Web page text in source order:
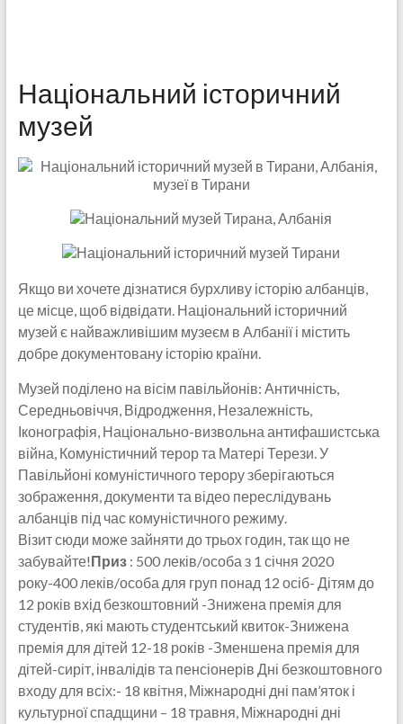
Національний історичний
музей
Якщо ви хочете дізнатися бурхливу історію албанців,
це місце, щоб відвідати. Національний історичний
музей є найважливішим музеєм в Албанії і містить
добре документовану історію країни.
Музей поділено на вісім павільйонів: Античність,
Середньовіччя, Відродження, Незалежність,
Іконографія, Національно-визвольна антифашистська
війна, Комуністичний терор та Матері Терези. У
Павільйоні комуністичного терору зберігаються
зображення, документи та відео переслідувань
албанців під час комуністичного режиму.
Візит сюди може зайняти до трьох годин, так що не
забувайте!Приз: 500 леків/особа з 1 січня 2020
року-400 леків/особа для груп понад 12 осіб- Дітям до
12 років вхід безкоштовний -Знижена премія для
студентів, які мають студентський квиток-Знижена
премія для дітей 12-18 років -Зменшена премія для
дітей-сиріт, інвалідів та пенсіонерів Дні безкоштовного
входу для всіх:- 18 квітня, Міжнародні дні пам’яток і
культурної спадщини – 18 травня, Міжнародні дні